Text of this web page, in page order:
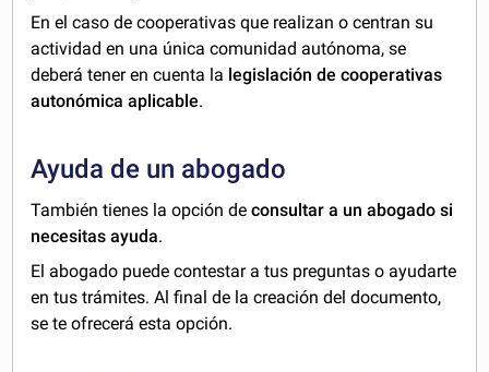
En el caso de cooperativas que realizan o centran su
actividad en una única comunidad autónoma, se
deberá tener en cuenta la legislación de cooperativas
autonómica aplicable.
Ayuda de un abogado
También tienes la opción deconsultar a un abogado si
necesitas ayuda.
El abogado puede contestar a tus preguntas o ayudarte
en tus trámites. Al final de la creación del documento,
se te ofrecerá esta opción.